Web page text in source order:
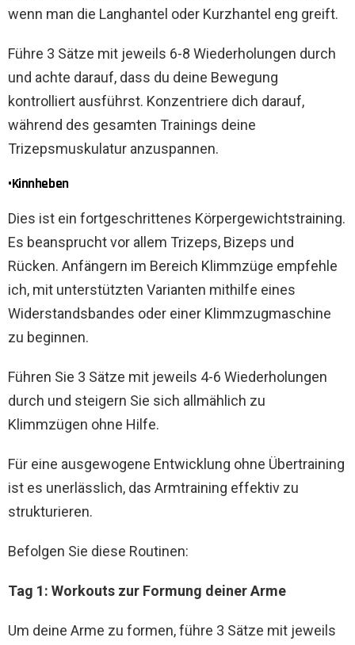
wenn man die Langhantel oder Kurzhantel eng greift.
Führe 3 Sätze mit jeweils 6-8 Wiederholungen durch
und achte darauf, dass du deine Bewegung
kontrolliert ausführst. Konzentriere dich darauf,
während des gesamten Trainings deine
Trizepsmuskulatur anzuspannen.
•Kinnheben
Dies ist ein fortgeschrittenes Körpergewichtstraining.
Es beansprucht vor allem Trizeps, Bizeps und
Rücken. Anfängern im Bereich Klimmzüge empfehle
ich, mit unterstützten Varianten mithilfe eines
Widerstandsbandes oder einer Klimmzugmaschine
zu beginnen.
Führen Sie 3 Sätze mit jeweils 4-6 Wiederholungen
durch und steigern Sie sich allmählich zu
Klimmzügen ohne Hilfe.
Für eine ausgewogene Entwicklung ohne Übertraining
ist es unerlässlich, das Armtraining effektiv zu
strukturieren.
Befolgen Sie diese Routinen:
Tag 1: Workouts zur Formung deiner Arme
Um deine Arme zu formen, führe 3 Sätze mit jeweils